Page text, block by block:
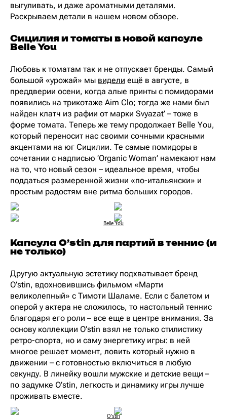
выгуливать, и даже ароматными деталями.
Раскрываем детали в нашем новом обзоре.
Сицилия и томаты в новой капсуле
Belle You
Любовь к томатам так и не отпускает бренды. Самый
большой «урожай» мы видели ещё в августе, в
преддверии осени, когда алые принты с помидорами
появились на трикотаже Aim Clo; тогда же нами был
найден клатч из рафии от марки Svyazat’ – тоже в
форме томата. Теперь же тему продолжает Belle You,
который переносит нас своими сочными красными
акцентами на юг Сицилии. Те самые помидоры в
сочетании с надписью ‘Organic Woman’ намекают нам
на то, что новый сезон – идеальное время, чтобы
поддаться размеренной жизни «по-итальянски» и
простым радостям вне ритма больших городов.
Belle You
Капсула O’stin для партий в теннис (и
не только)
Другую актуальную эстетику подхватывает бренд
O’stin, вдохновившись фильмом «Марти
великолепный» с Тимоти Шаламе. Если с балетом и
оперой у актера не сложилось, то настольный теннис
благодаря его роли – все еще в центре внимания. За
основу коллекции O’stin взял не только стилистику
ретро-спорта, но и саму энергетику игры: в ней
многое решает момент, ловить который нужно в
движении – с готовностью включиться в любую
секунду. В линейку вошли мужские и детские вещи –
по задумке O’stin, легкость и динамику игры лучше
проживать вместе.
O’stin